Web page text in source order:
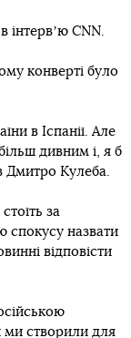
в інтервʼю CNN.
конверті було
в Іспанії. Але
дивним і, я б
Дмитро Кулеба.
за
спокусу назвати
відповісти
ми створили для